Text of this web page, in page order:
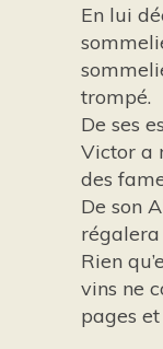
En lui
trompé.
De ses
Victor a
des
De son
régalera
Rien
vins ne
pages